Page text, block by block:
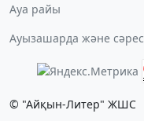
Ауа райы
Ауызашарда және
© "Айқын-Литер" ЖШС